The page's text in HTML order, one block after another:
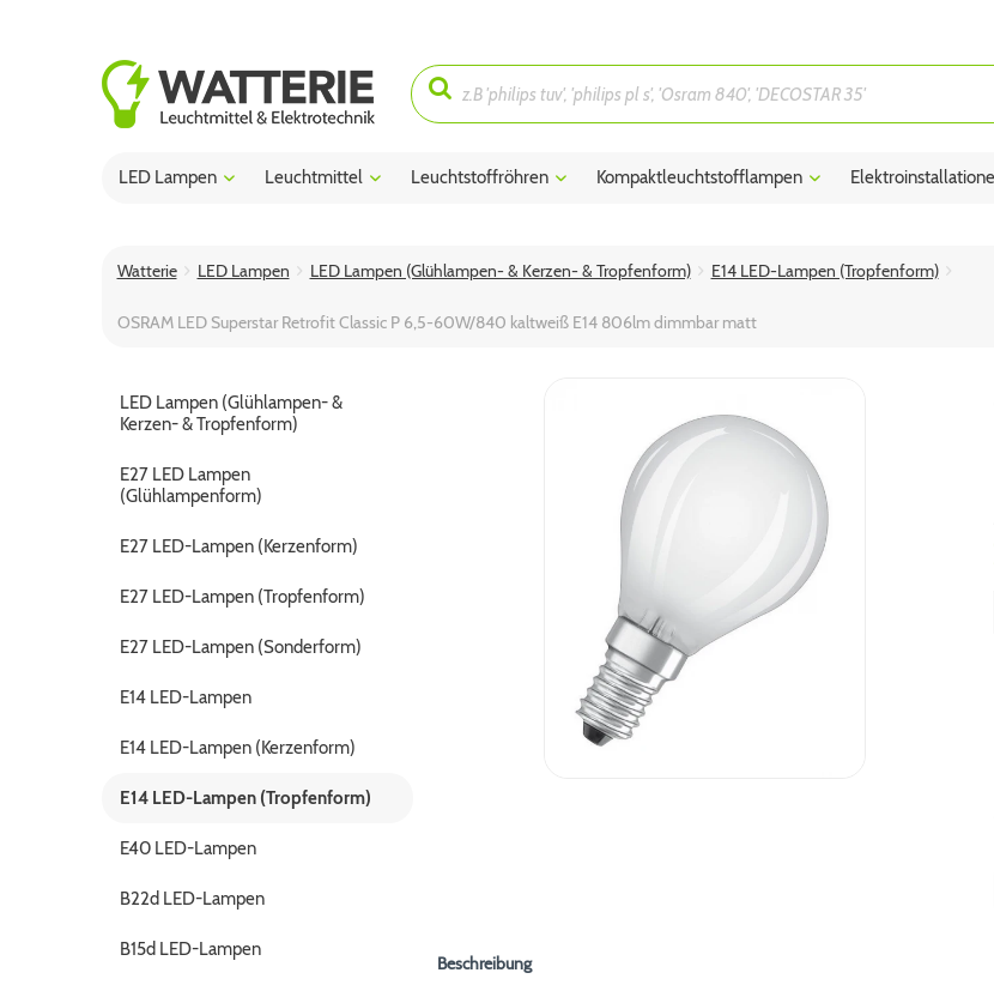
LED Lampen Leuchtmittel Leuchtstoffröhren Kompaktleuchtstofflampen
Watterie LED Lampen LED Lampen (Glühlampen- & Kerzen- & Tropfenform) E14 LED-Lampen (Tropfenform)
OSRAM LED Superstar Retrofit Classic P 6,5-60W/840 kaltweiß E14 806lm dimmbar matt
LED Lampen (Glühlampen- &
Kerzen- & Tropfenform)
E27 LED Lampen
(Glühlampenform)
E27 LED-Lampen (Kerzenform)
E27 LED-Lampen (Tropfenform)
E27 LED-Lampen (Sonderform)
E14 LED-Lampen
E14 LED-Lampen (Kerzenform)
E14 LED-Lampen (Tropfenform)
E40 LED-Lampen
B22d LED-Lampen
B15d LED-Lampen
Beschreibung